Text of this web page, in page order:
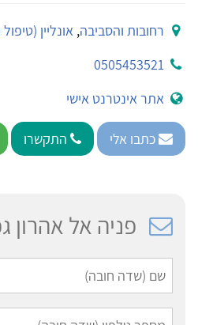
רחובות והסביבה,אונליין
0505453521
אתר אינטרנט אישי
כתבו אלי התקשרו
פניה אל אהרון